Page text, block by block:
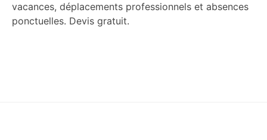
vacances, déplacements professionnels et absences
ponctuelles. Devis gratuit.